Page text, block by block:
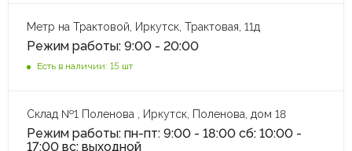
Метр на Трактовой, Иркутск, Трактовая, 11д
Режим работы: 9:00 - 20:00
Есть в наличии: 15 шт
Склад №1 Поленова , Иркутск, Поленова, дом 18
Режим работы: пн-пт: 9:00 - 18:00 сб: 10:00 -
17:00 вс: выходной